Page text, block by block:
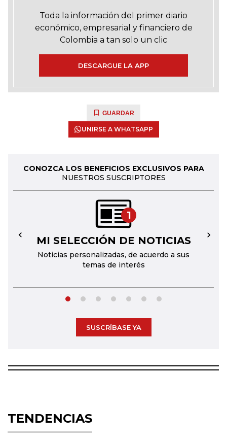
Toda la información del primer diario
económico, empresarial y financiero de
Colombia a tan solo un clic
DESCARGUE LA APP
GUARDAR
UNIRSE A WHATSAPP
CONOZCA LOS BENEFICIOS EXCLUSIVOS PARA
NUESTROS SUSCRIPTORES
1
MI SELECCIÓN DE NOTICIAS
Noticias personalizadas, de acuerdo a sus
temas de interés
← →
SUSCRÍBASE YA
TENDENCIAS